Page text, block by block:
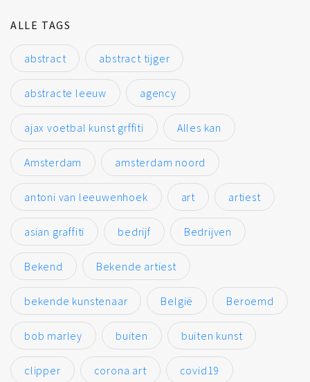
ALLE TAGS
abstract abstract tijger
abstracte leeuw agency
ajax voetbal kunst grffiti Alles kan
Amsterdam amsterdam noord
antoni van leeuwenhoek art artiest
asian graffiti bedrijf Bedrijven
Bekend Bekende artiest
bekende kunstenaar België Beroemd
bob marley buiten buiten kunst
clipper corona art covid19